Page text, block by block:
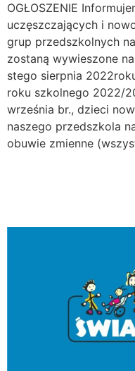
OGŁOSZENIE
uczęszczających i
grup przedszkolnych
zostaną wywieszone
stego sierpnia
roku szkolnego 2022/
września br., dzieci
naszego przedszkola
obuwie zmienne